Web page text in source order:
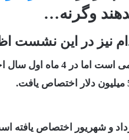
وگرنه…
نیز در این نشست
آنچنانی نداشتیم و
و شهریور اختصاص یافته